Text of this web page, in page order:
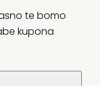
te bomo
kupona